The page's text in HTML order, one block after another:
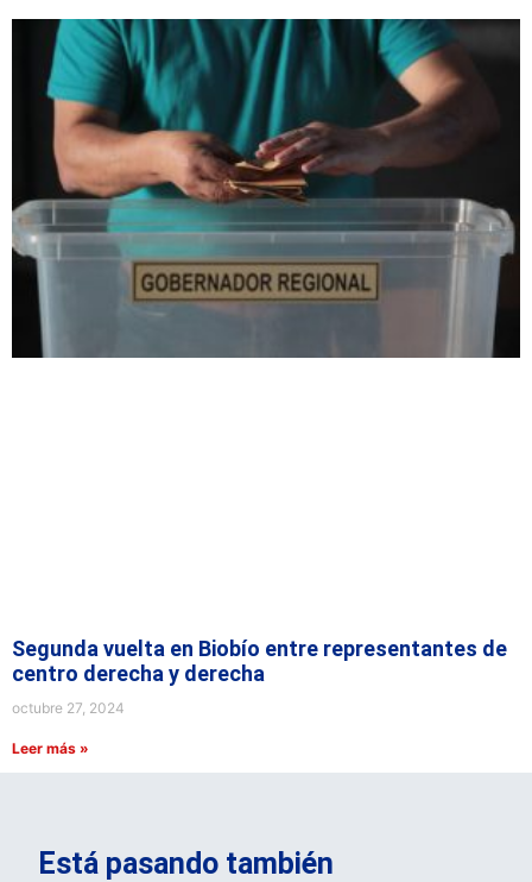
Segunda vuelta en Biobío entre representantes de
centro derecha y derecha
octubre 27, 2024
Leer más »
Está pasando también